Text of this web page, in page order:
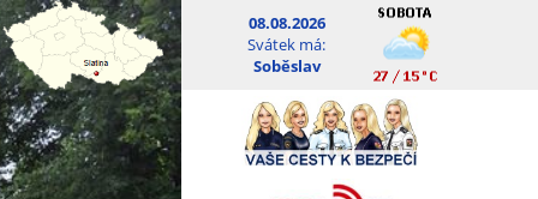
08.08.2026
Svátek má:
Soběslav